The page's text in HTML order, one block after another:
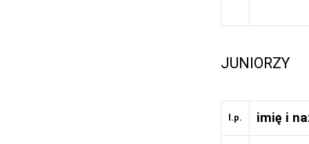
JUNIORZY
l.p. imię i